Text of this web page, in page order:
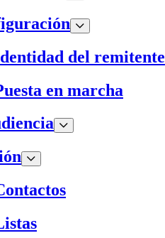
del remitente
en marcha